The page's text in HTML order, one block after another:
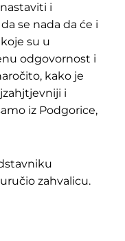
i
se nada da će i
su u
odgovornost i
kako je
i
iz Podgorice,
zahvalicu.